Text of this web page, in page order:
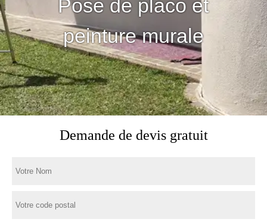
Pose de placo et
peinture murale
Demande de devis gratuit